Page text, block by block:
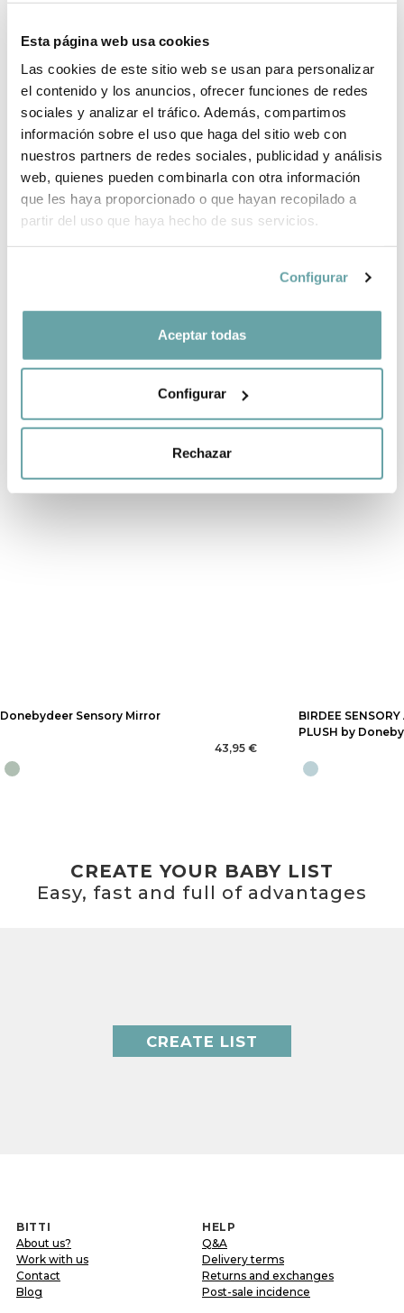
Esta página web usa cookies
Las cookies de este sitio web se usan para personalizar
el contenido y los anuncios, ofrecer funciones de redes
sociales y analizar el tráfico. Además, compartimos
información sobre el uso que haga del sitio web con
nuestros partners de redes sociales, publicidad y análisis
web, quienes pueden combinarla con otra información
que les haya proporcionado o que hayan recopilado a
partir del uso que haya hecho de sus servicios.
Configurar
Aceptar todas
Configurar
Rechazar
BRAND INFORMATION
SHARE
Donebydeer Sensory Mirror
43,95 €
BIRDEE
PLUSH by
CREATE YOUR BABY LIST
Easy, fast and full of advantages
CREATE LIST
BITTI
About us?
Work with us
Contact
Blog
HELP
Q&A
Delivery terms
Returns and exchanges
Post-sale incidence